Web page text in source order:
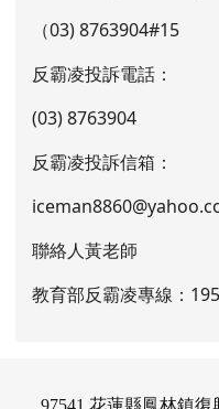
（03) 8763904#15
反霸凌投訴電話：
(03) 8763904
反霸凌投訴信箱：
聯絡人黃老師
教育部反霸凌專線：